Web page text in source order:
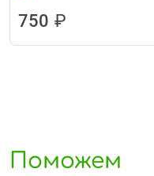
750 ₽
Поможем